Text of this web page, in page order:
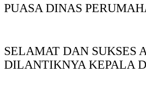
PUASA DINAS
SELAMAT DAN SUKSES
DILANTIKNYA KEPALA